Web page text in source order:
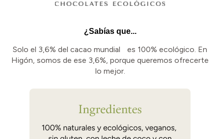
¿Sabías que...
Solo el 3,6% del cacao mundial es 100% ecológico. En
Higón, somos de ese 3,6%, porque queremos ofrecerte
lo mejor.